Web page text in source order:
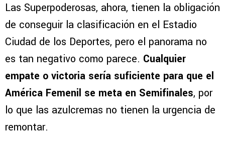
Las Superpoderosas, ahora, tienen la obligación
de conseguir la clasificación en el Estadio
Ciudad de los Deportes, pero el panorama no
es tan negativo como parece. Cualquier
empate o victoria sería suficiente para que el
América Femenil se meta en Semifinales, por
lo que las azulcremas no tienen la urgencia de
remontar.